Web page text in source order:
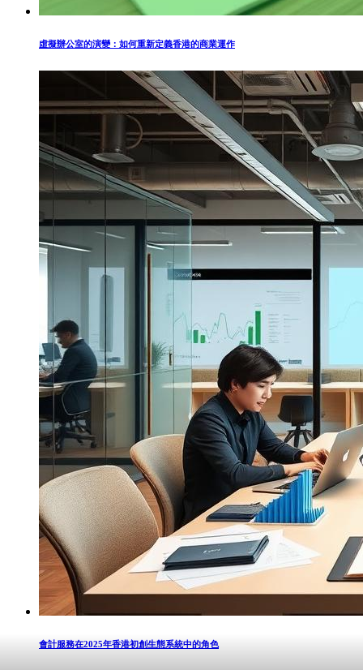
虛擬辦公室的演變：如何重新定義香港的商業運作
會計服務在2025年香港初創生態系統中的角色